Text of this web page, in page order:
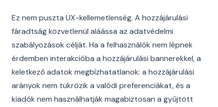
Ez nem puszta UX-kellemetlenség. A hozzájárulási
fáradtság közvetlenül aláássa az adatvédelmi
szabályozások célját. Ha a felhasználók nem lépnek
érdemben interakcióba a hozzájárulási bannerekkel, a
keletkező adatok megbízhatatlanok: a hozzájárulási
arányok nem tükrözik a valódi preferenciákat, és a
kiadók nem használhatják magabiztosan a gyűjtött